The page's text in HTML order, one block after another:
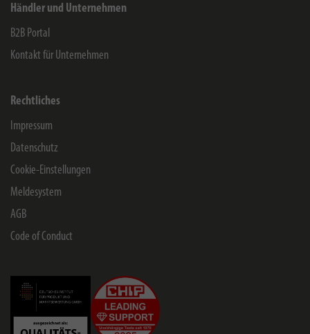
Händler und Unternehmen
B2B Portal
Kontakt für Unternehmen
Rechtliches
Impressum
Datenschutz
Cookie-Einstellungen
Meldesystem
AGB
Code of Conduct